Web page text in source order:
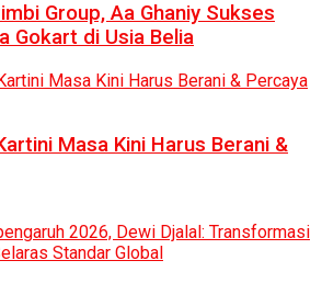
Group, Aa Ghaniy Sukses
Gokart di Usia Belia
Masa Kini Harus Berani &